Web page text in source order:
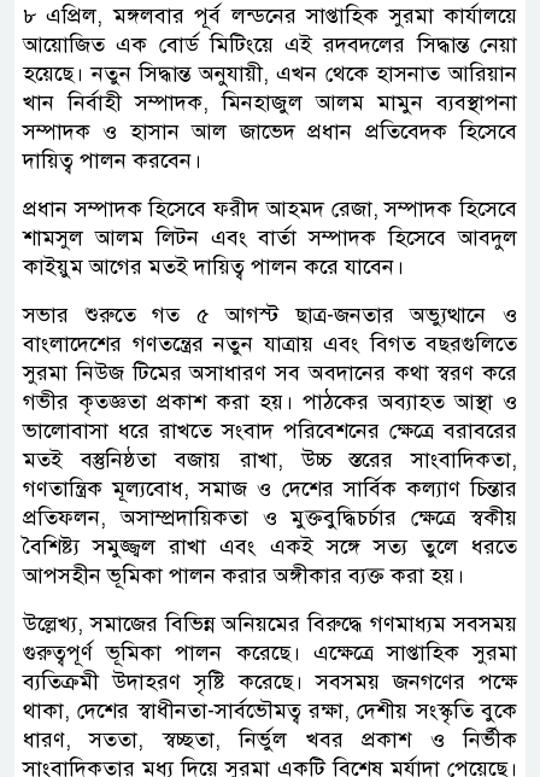
৮ এপ্রিল, মঙ্গলবার পূর্ব লন্ডনের সাপ্তাহিক সুরমা কার্যালয়ে
আয়োজিত এক বোর্ড মিটিংয়ে এই রদবদলের সিদ্ধান্ত নেয়া
হয়েছে। নতুন সিদ্ধান্ত অনুযায়ী, এখন থেকে হাসনাত আরিয়ান
খান নির্বাহী সম্পাদক, মিনহাজুল আলম মামুন ব্যবস্থাপনা
সম্পাদক ও হাসান আল জাভেদ প্রধান প্রতিবেদক হিসেবে
দায়িত্ব পালন করবেন।
প্রধান সম্পাদক হিসেবে ফরীদ আহমদ রেজা, সম্পাদক হিসেবে
শামসুল আলম লিটন এবং বার্তা সম্পাদক হিসেবে আবদুল
কাইয়ুম আগের মতই দায়িত্ব পালন করে যাবেন।
সভার শুরুতে গত ৫ আগস্ট ছাত্র-জনতার অভ্যুত্থানে ও
বাংলাদেশের গণতন্ত্রের নতুন যাত্রায় এবং বিগত বছরগুলিতে
সুরমা নিউজ টিমের অসাধারণ সব অবদানের কথা স্বরণ করে
গভীর কৃতজ্ঞতা প্রকাশ করা হয়। পাঠকের অব্যাহত আস্থা ও
ভালোবাসা ধরে রাখতে সংবাদ পরিবেশনের ক্ষেত্রে বরাবরের
মতই বস্তুনিষ্ঠতা বজায় রাখা, উচ্চ স্তরের সাংবাদিকতা,
গণতান্ত্রিক মূল্যবোধ, সমাজ ও দেশের সার্বিক কল্যাণ চিন্তার
প্রতিফলন, অসাম্প্রদায়িকতা ও মুক্তবুদ্ধিচর্চার ক্ষেত্রে স্বকীয়
বৈশিষ্ট্য সমুজ্জ্বল রাখা এবং একই সঙ্গে সত্য তুলে ধরতে
আপসহীন ভূমিকা পালন করার অঙ্গীকার ব্যক্ত করা হয়।
উল্লেখ্য, সমাজের বিভিন্ন অনিয়মের বিরুদ্ধে গণমাধ্যম সবসময়
গুরুত্বপূর্ণ ভূমিকা পালন করেছে। এক্ষেত্রে সাপ্তাহিক সুরমা
ব্যতিক্রমী উদাহরণ সৃষ্টি করেছে। সবসময় জনগণের পক্ষে
থাকা, দেশের স্বাধীনতা-সার্বভৌমত্ব রক্ষা, দেশীয় সংস্কৃতি বুকে
ধারণ, সততা, স্বচ্ছতা, নির্ভুল খবর প্রকাশ ও নির্ভীক
সাংবাদিকতার মধ্য দিয়ে সুরমা একটি বিশেষ মর্যাদা পেয়েছে।